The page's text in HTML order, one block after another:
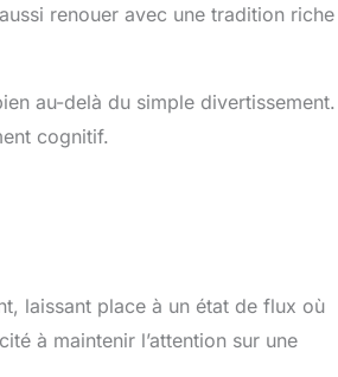
renouer avec une tradition riche
au-delà du simple divertissement.
cognitif.
laissant place à un état de flux où
à maintenir l’attention sur une